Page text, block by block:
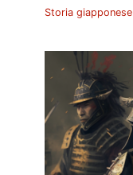
Storia giapponese